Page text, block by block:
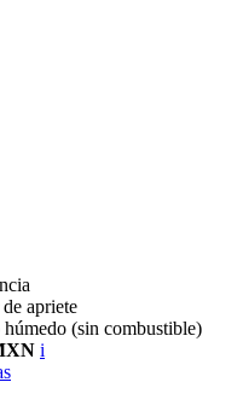
de apriete
húmedo (sin combustible)
i